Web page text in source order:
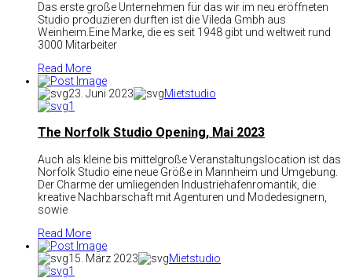
Das erste große Unternehmen für das wir im neu eröffneten
Studio produzieren durften ist die Vileda Gmbh aus
Weinheim.Eine Marke, die es seit 1948 gibt und weltweit rund
3000 Mitarbeiter
Read More
23. Juni 2023
Mietstudio
1
The Norfolk Studio Opening, Mai 2023
Auch als kleine bis mittelgroße Veranstaltungslocation ist das
Norfolk Studio eine neue Größe in Mannheim und Umgebung.
Der Charme der umliegenden Industriehafenromantik, die
kreative Nachbarschaft mit Agenturen und Modedesignern,
sowie
Read More
15. März 2023
Mietstudio
1